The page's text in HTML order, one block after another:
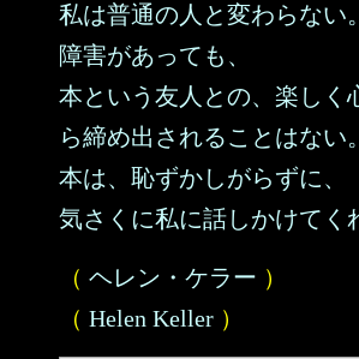
私は普通の人と変わらない。
障害があっても、
本という友人との、楽しく
ら締め出されることはない。
本は、恥ずかしがらずに、
気さくに私に話しかけてく
（ ヘレン・ケラー ）
（ Helen Keller ）